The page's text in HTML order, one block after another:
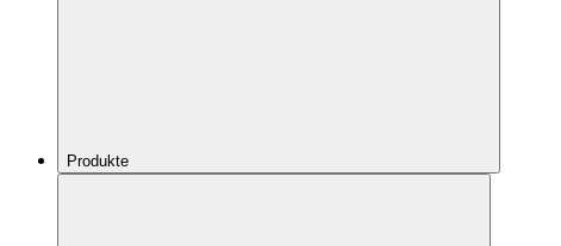
Produkte